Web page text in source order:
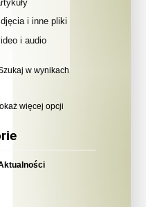
i inne pliki
i audio
w wynikach
więcej opcji